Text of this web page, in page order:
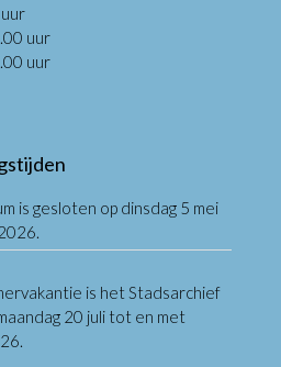
uur
uur
is gesloten op dinsdag 5 mei
is het Stadsarchief
20 juli tot en met